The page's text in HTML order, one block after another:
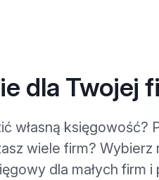
dla Twojej
własną księgowość?
wiele firm? Wybierz
dla małych firm